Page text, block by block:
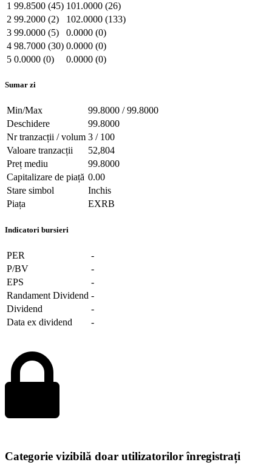
1 99.8500 (45) 101.0000 (26)
2 99.2000 (2)
102.0000 (133)
3 99.0000 (5)
0.0000 (0)
4 98.7000 (30) 0.0000 (0)
5 0.0000 (0) 0.0000 (0)
Sumar zi
Min/Max
99.8000 / 99.8000
Deschidere
99.8000
Nr tranzacții / volum 3 / 100
Valoare tranzacții
52,804
Preț mediu
99.8000
Capitalizare de piață 0.00
Stare simbol
Inchis
Piața
EXRB
Indicatori bursieri
PER
-
P/BV
-
EPS
-
Randament Dividend -
Dividend
-
Data ex dividend
-
Categorie vizibilă doar utilizatorilor înregistrați